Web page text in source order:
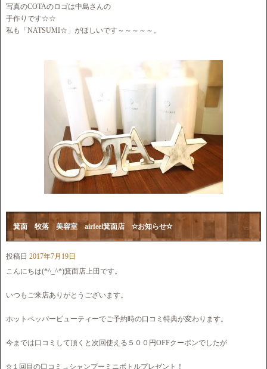
写真のCOTAのロゴは中島さんの
手作りです☆☆
私も「NATSUMI☆」がほしいです～～～～～。
箕面 牧落 美容室 airfeel箕面店 ✫お知らせ✫
投稿日 2017年7月19日
こんにちは(*^_^*)箕面店上田です。
いつもご来店ありがとうございます。
ホットペッパービューティーでご予約時の口コミ特典が変わります。
今までは口コミして頂くと次回使える５００円OFFクーポンでしたが
✫１回目の口コミ→シャンプーミニボトルプレゼント！